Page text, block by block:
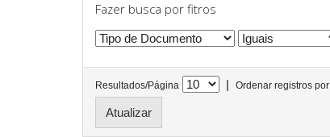
Fazer busca por fitros
Resultados/Página | Ordenar registros por